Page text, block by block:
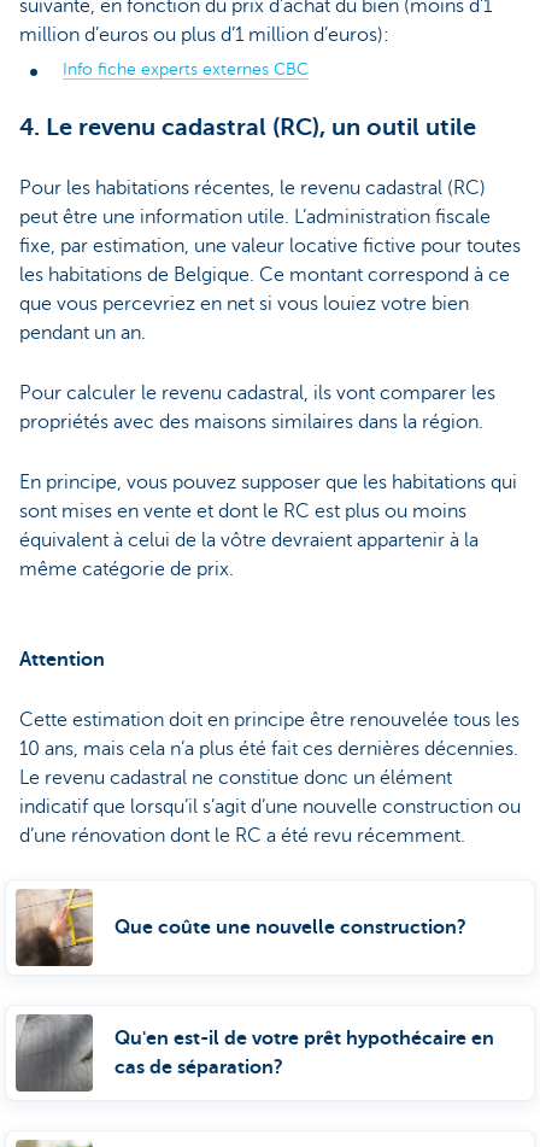
suivante, en fonction du prix d’achat du bien (moins d’1
million d’euros ou plus d’1 million d’euros):
Info fiche experts externes CBC
4. Le revenu cadastral (RC), un outil utile
Pour les habitations récentes, le revenu cadastral (RC)
peut être une information utile. L’administration fiscale
fixe, par estimation, une valeur locative fictive pour toutes
les habitations de Belgique. Ce montant correspond à ce
que vous percevriez en net si vous louiez votre bien
pendant un an.
Pour calculer le revenu cadastral, ils vont comparer les
propriétés avec des maisons similaires dans la région.
En principe, vous pouvez supposer que les habitations qui
sont mises en vente et dont le RC est plus ou moins
équivalent à celui de la vôtre devraient appartenir à la
même catégorie de prix.
Attention
Cette estimation doit en principe être renouvelée tous les
10 ans, mais cela n’a plus été fait ces dernières décennies.
Le revenu cadastral ne constitue donc un élément
indicatif que lorsqu’il s’agit d’une nouvelle construction ou
d’une rénovation dont le RC a été revu récemment.
Que coûte une nouvelle construction?
Qu'en est-il de votre prêt hypothécaire en
cas de séparation?